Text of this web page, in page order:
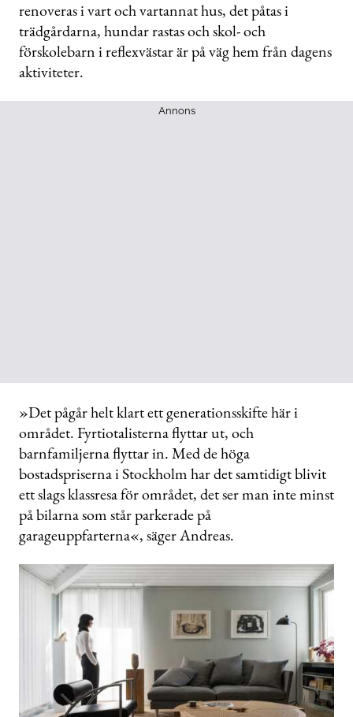
renoveras i vart och vartannat hus, det påtas i
trädgårdarna, hundar rastas och skol- och
förskolebarn i reflexvästar är på väg hem från dagens
aktiviteter.
Annons
»Det pågår helt klart ett generationsskifte här i
området. Fyrtiotalisterna flyttar ut, och
barnfamiljerna flyttar in. Med de höga
bostadspriserna i Stockholm har det samtidigt blivit
ett slags klassresa för området, det ser man inte minst
på bilarna som står parkerade på
garageuppfarterna«, säger Andreas.